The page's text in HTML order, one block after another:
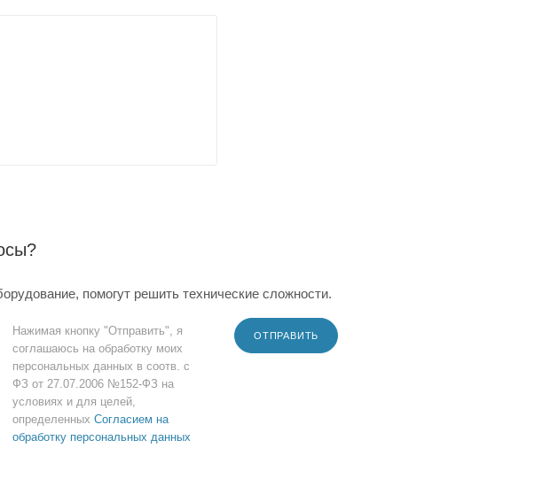
помогут решить технические сложности.
Нажимая кнопку "Отправить", я
соглашаюсь на обработку моих
персональных данных в соотв. с
ФЗ от 27.07.2006 №152-ФЗ на
условиях и для целей,
определенных Согласием на
обработку персональных данных
ОТПРАВИТЬ